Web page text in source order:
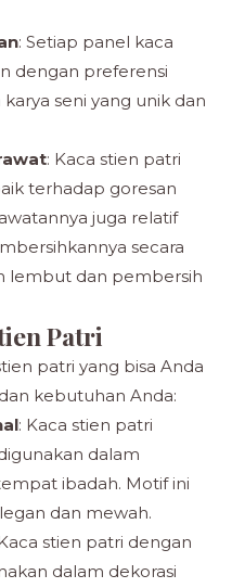
: Setiap panel kaca
dengan preferensi
seni yang unik dan
: Kaca stien patri
terhadap goresan
juga relatif
secara
lembut dan pembersih
Patri
patri yang bisa Anda
kebutuhan Anda:
: Kaca stien patri
dalam
ibadah. Motif ini
dan mewah.
stien patri dengan
dalam dekorasi